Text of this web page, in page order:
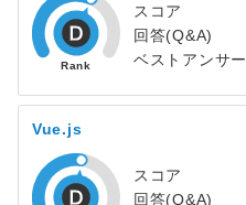
スコア
回答(Q&A)
ベストアンサー
Vue.js
スコア
回答(Q&A)